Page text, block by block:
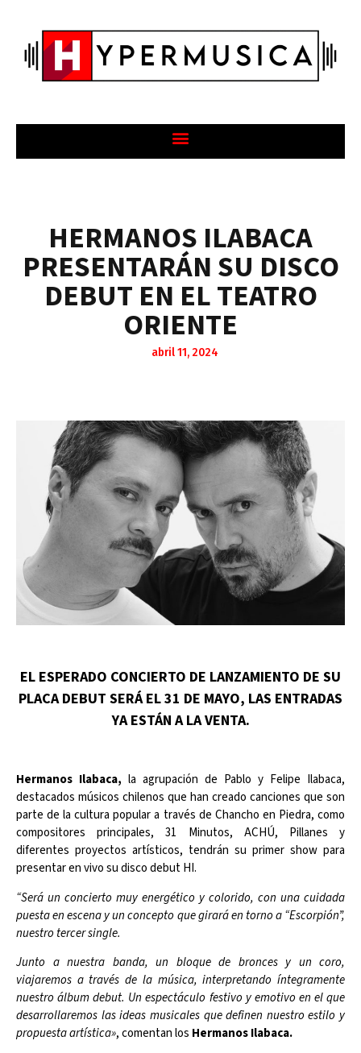
HERMANOS ILABACA
PRESENTARÁN SU DISCO
DEBUT EN EL TEATRO
ORIENTE
abril 11, 2024
EL ESPERADO CONCIERTO DE LANZAMIENTO DE SU
PLACA DEBUT SERÁ EL 31 DE MAYO, LAS ENTRADAS
YA ESTÁN A LA VENTA.
Hermanos Ilabaca, la agrupación de Pablo y Felipe Ilabaca,
destacados músicos chilenos que han creado canciones que son
parte de la cultura popular a través de Chancho en Piedra, como
compositores principales, 31 Minutos, ACHÚ, Pillanes y
diferentes proyectos artísticos, tendrán su primer show para
presentar en vivo su disco debut HI.
“Será un concierto muy energético y colorido, con una cuidada
puesta en escena y un concepto que girará en torno a “Escorpión”,
nuestro tercer single.
Junto a nuestra banda, un bloque de bronces y un coro,
viajaremos a través de la música, interpretando íntegramente
nuestro álbum debut. Un espectáculo festivo y emotivo en el que
desarrollaremos las ideas musicales que definen nuestro estilo y
propuesta artística», comentan los Hermanos Ilabaca.